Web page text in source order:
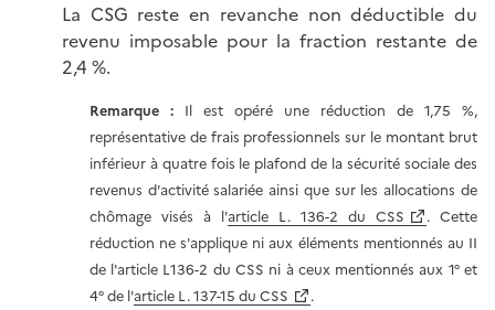
La CSG reste en revanche non déductible du
revenu imposable pour la fraction restante de
2,4 %.
Remarque : Il est opéré une réduction de 1,75 %,
représentative de frais professionnels sur le montant brut
inférieur à quatre fois le plafond de la sécurité sociale des
revenus d'activité salariée ainsi que sur les allocations de
chômage visés à l'article L. 136-2 du CSS
. Cette
réduction ne s'applique ni aux éléments mentionnés au II
de l'article L136-2 du CSS ni à ceux mentionnés aux 1° et
4° de l'article L. 137-15 du CSS .